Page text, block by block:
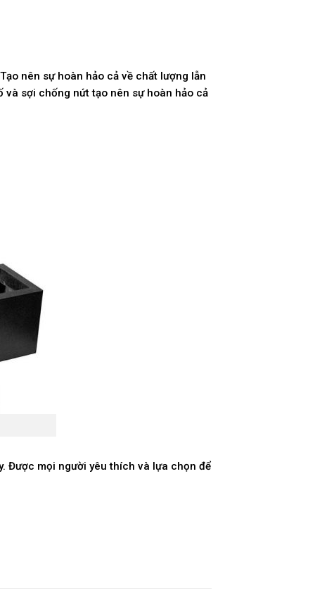
nên sự hoàn hảo cả về chất lượng lẫn
và sợi chống nứt tạo nên sự hoàn hảo cả
Được mọi người yêu thích và lựa chọn để